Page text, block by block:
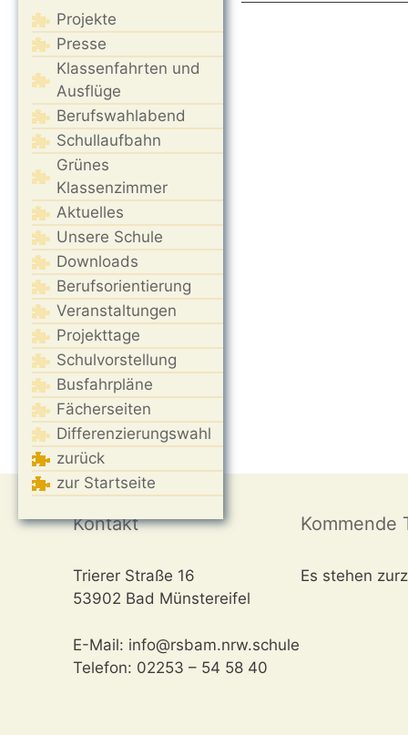
Projekte
Presse
Klassenfahrten und
Ausflüge
Berufswahlabend
Schullaufbahn
Grünes
Klassenzimmer
Aktuelles
Unsere Schule
Downloads
Berufsorientierung
Veranstaltungen
Projekttage
Schulvorstellung
Busfahrpläne
Fächerseiten
Differenzierungswahl
zurück
zur Startseite
Kontakt
Trierer Straße 16
53902 Bad Münstereifel
E-Mail: info@rsbam.nrw.schule
Telefon: 02253 – 54 58 40
Kommende
Es stehen